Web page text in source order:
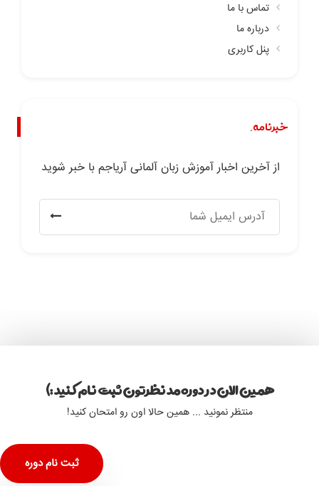
تماس با ما
درباره ما
پنل کاربری
خبرنامه.
از آخرین اخبار آموزش زبان آلمانی آریاجم با خبر شوید
همین الان در دوره مد نظرتون ثبت نام کنید :)
منتظر نمونید ... همین حالا اون رو امتحان کنید!
ثبت نام دوره